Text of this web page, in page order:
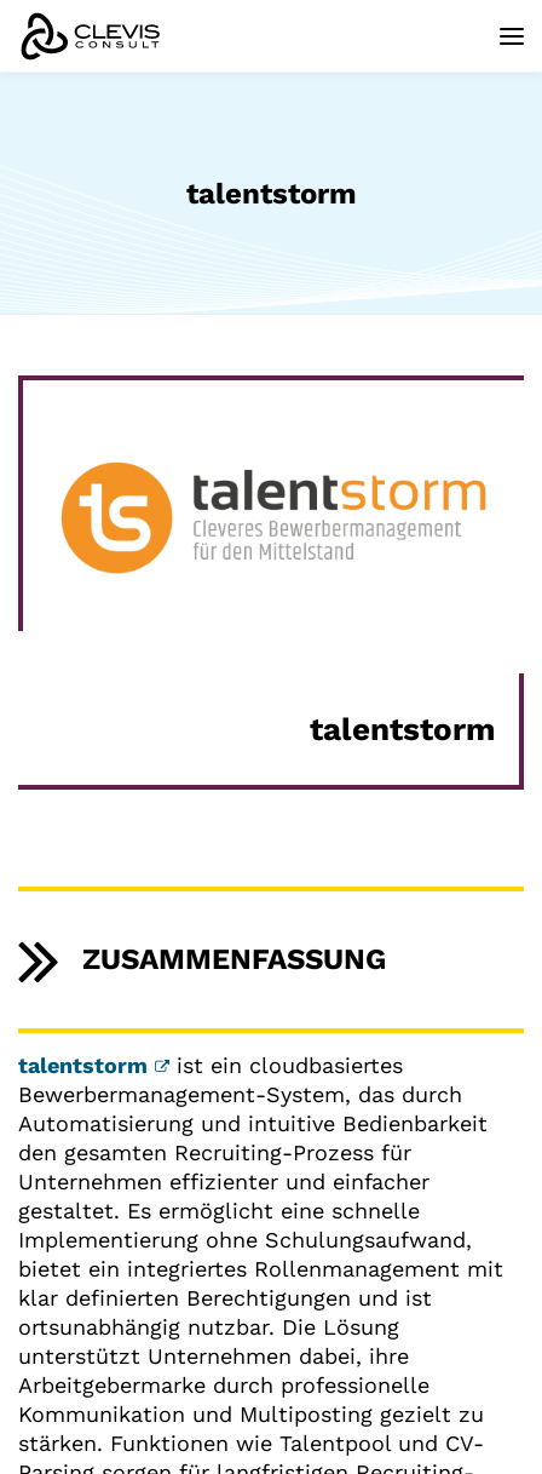
talentstorm
talentstorm
ZUSAMMENFASSUNG
talentstorm
ist ein cloudbasiertes
Bewerbermanagement-System, das durch
Automatisierung und intuitive Bedienbarkeit
den gesamten Recruiting-Prozess für
Unternehmen effizienter und einfacher
gestaltet. Es ermöglicht eine schnelle
Implementierung ohne Schulungsaufwand,
bietet ein integriertes Rollenmanagement mit
klar definierten Berechtigungen und ist
ortsunabhängig nutzbar. Die Lösung
unterstützt Unternehmen dabei, ihre
Arbeitgebermarke durch professionelle
Kommunikation und Multiposting gezielt zu
stärken. Funktionen wie Talentpool und CV-